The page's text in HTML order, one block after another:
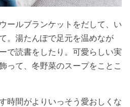
ールブランケットをだして、い
。湯たんぽで足元を温めなが
で読書をしたり。可愛らしい実
って、冬野菜のスープをことこ
時間がよりいっそう愛おしくな